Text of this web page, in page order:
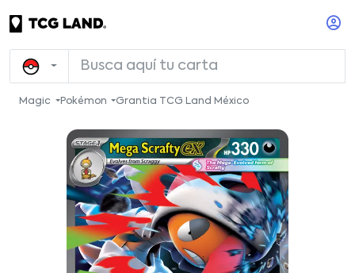
Magic Pokémon Grantia TCG Land México